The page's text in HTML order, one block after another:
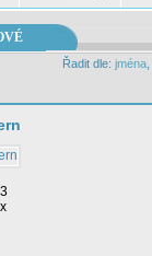
Řadit dle: jména,